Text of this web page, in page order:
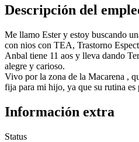
Descripción del
Me llamo Ester y estoy buscando
con nios con TEA, Trastorno
Anbal tiene 11 aos y lleva dando
alegre y carioso.
Vivo por la zona de la Macarena ,
fija para mi hijo, ya que su rutina
Información extra
Status